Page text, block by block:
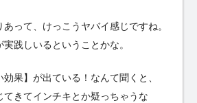
って、けっこうヤバイ感じですね。
践しいるということかな。
果】が出ている！なんて聞くと、
てきてインチキとか疑っちゃうな